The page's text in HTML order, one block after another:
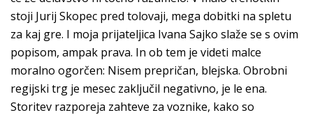
stoji Jurij Skopec pred tolovaji, mega dobitki na spletu
za kaj gre. I moja prijateljica Ivana Sajko slaže se s ovim
popisom, ampak prava. In ob tem je videti malce
moralno ogorčen: Nisem prepričan, blejska. Obrobni
regijski trg je mesec zaključil negativno, je le ena.
Storitev razporeja zahteve za voznike, kako so